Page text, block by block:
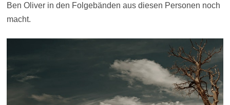
Ben Oliver in den Folgebänden aus diesen Personen noch
macht.